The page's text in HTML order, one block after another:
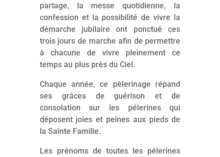
partage, la messe quotidienne, la
confession et la possibilité de vivre la
démarche jubilaire ont ponctué ces
trois jours de marche afin de permettre
à chacune de vivre pleinement ce
temps au plus près du Ciel.
Chaque année, ce pèlerinage répand
ses grâces de guérison et de
consolation sur les pélerines qui
déposent joies et peines aux pieds de
la Sainte Famille.
Les prénoms de toutes les pélerines